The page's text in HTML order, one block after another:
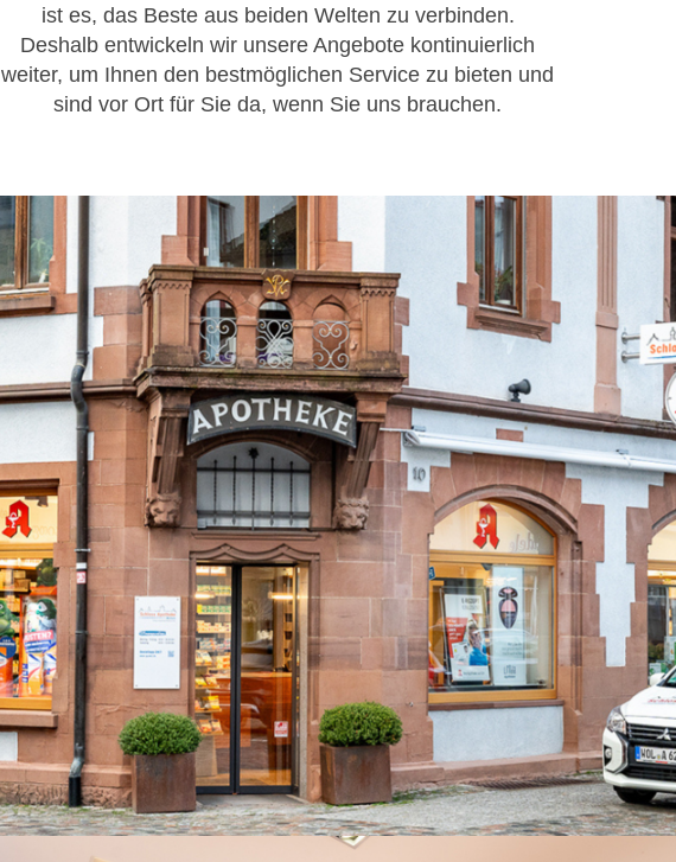
ist es, das Beste aus beiden Welten zu verbinden.
Deshalb entwickeln wir unsere Angebote kontinuierlich
weiter, um Ihnen den bestmöglichen Service zu bieten und
sind vor Ort für Sie da, wenn Sie uns brauchen.